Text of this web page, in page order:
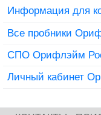
Информация для
Все пробники
СПО Орифлэйм
Личный кабинет